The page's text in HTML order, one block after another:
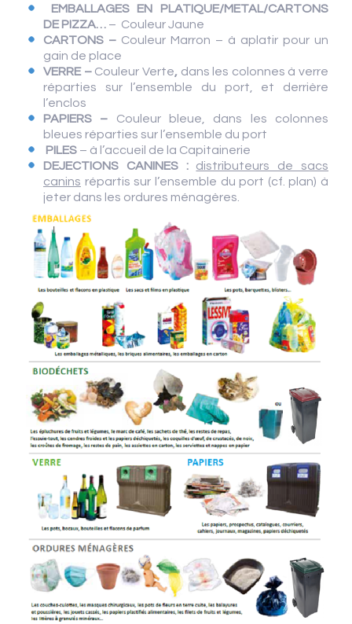
EMBALLAGES EN PLATIQUE/METAL/CARTONS
DE PIZZA… – Couleur Jaune
CARTONS – Couleur Marron – à aplatir pour un
gain de place
VERRE –Couleur Verte,dans les colonnes à verre
réparties sur l’ensemble du port, et derrière
l’enclos
PAPIERS – Couleur bleue, dans les colonnes
bleues réparties sur l’ensemble du port
PILES – à l’accueil de la Capitainerie
DEJECTIONS CANINES :
distributeurs de sacs
canins répartis sur l’ensemble du port (cf. plan) à
jeter dans les ordures ménagères.